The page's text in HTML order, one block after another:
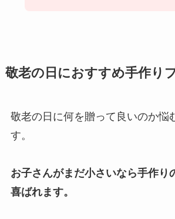
敬老の日におすすめ手作り
敬老の日に何を贈って良いのか悩
す。
お子さんがまだ小さいなら手作り
喜ばれます。